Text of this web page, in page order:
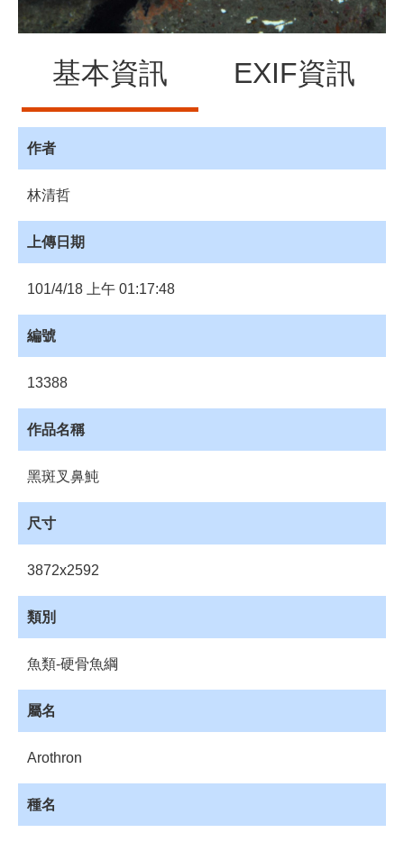
諮
詢
會
員
專
館
員
網
站
購
車
理
資
理
源
藏
入
基本資訊 EXIF資訊
作者
林清哲
上傳日期
101/4/18 上午 01:17:48
編號
13388
作品名稱
黑斑叉鼻魨
尺寸
3872x2592
類別
魚類-硬骨魚綱
屬名
Arothron
種名